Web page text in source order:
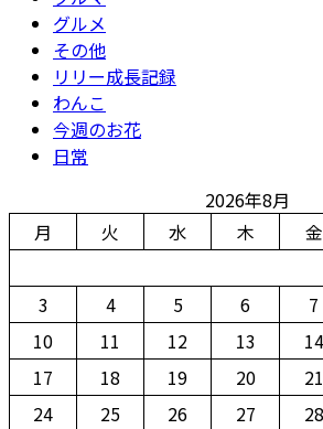
グルメ
その他
リリー成長記録
わんこ
今週のお花
日常
2026年8月
月
火 水 木 金
3
4 5 6 7
10
11 12 13 14
17
18 19 20 21
24
25 26 27 28